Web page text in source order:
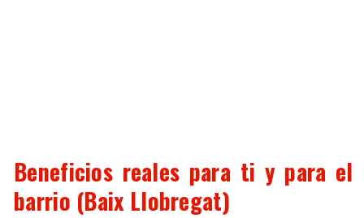
Beneficios reales para ti y para el
barrio (Baix Llobregat)